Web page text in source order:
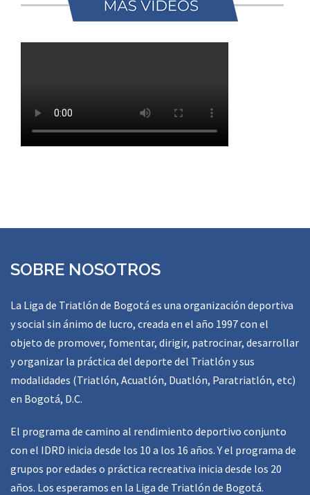
SOBRE NOSOTROS
La Liga de Triatlón de Bogotá es una organización deportiva
y social sin ánimo de lucro, creada en el año 1997 con el
objeto de promover, fomentar, dirigir, patrocinar, desarrollar
y organizar la práctica del deporte del Triatlón y sus
modalidades (Triatlón, Acuatlón, Duatlón, Paratriatlón, etc)
en Bogotá, D.C.
El programa de camino al rendimiento deportivo conjunto
con el IDRD inicia desde los 10 a los 16 años. Y el programa de
grupos por edades o práctica recreativa inicia desde los 20
años. Los esperamos en la Liga de Triatlón de Bogotá.